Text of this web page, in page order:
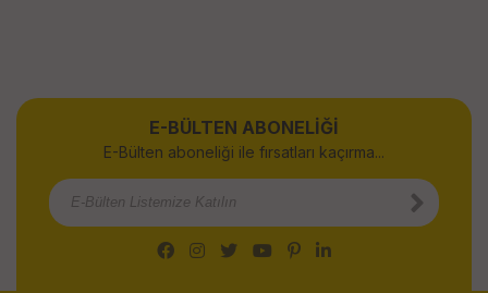
E-BÜLTEN ABONELİĞİ
E-Bülten aboneliği ile fırsatları kaçırma...